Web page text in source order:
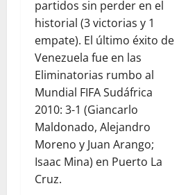
partidos sin perder en el
historial (3 victorias y 1
empate). El último éxito de
Venezuela fue en las
Eliminatorias rumbo al
Mundial FIFA Sudáfrica
2010: 3-1 (Giancarlo
Maldonado, Alejandro
Moreno y Juan Arango;
Isaac Mina) en Puerto La
Cruz.